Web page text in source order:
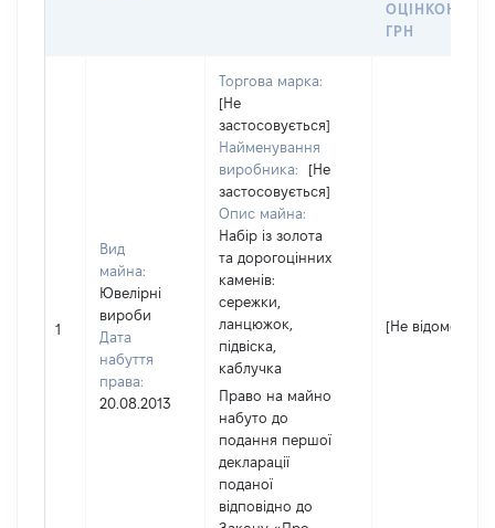
ОЦІНКОЮ,
ГРН
1
Вид
майна:
Ювелірні
вироби
Дата
набуття
права:
20.08.2013
Торгова марка:
[Не
застосовується]
Найменування
виробника:
[Не
застосовується]
Опис майна:
Набір із золота
та дорогоцінних
каменів:
сережки,
ланцюжок,
підвіска,
каблучка
Право на майно
набуто до
подання першої
декларації
поданої
відповідно до
[Не відомо]